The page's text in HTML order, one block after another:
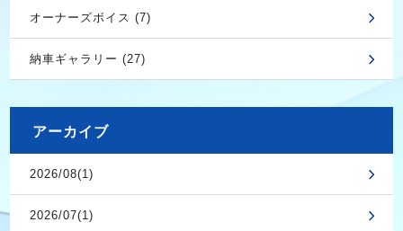
オーナーズボイス (7)
納車ギャラリー (27)
アーカイブ
2026/08(1)
2026/07(1)